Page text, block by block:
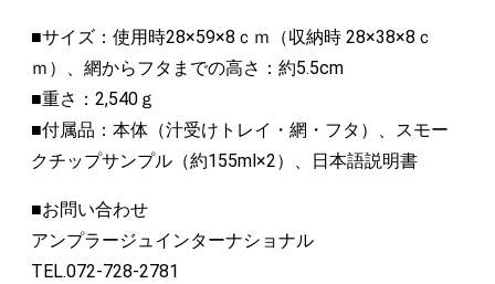
■サイズ：使用時28×59×8ｃｍ（収納時 28×38×8ｃ
ｍ）、網からフタまでの高さ：約5.5cm
■重さ：2,540ｇ
■付属品：本体（汁受けトレイ・網・フタ）、スモー
クチップサンプル（約155ml×2）、日本語説明書
■お問い合わせ
アンプラージュインターナショナル
TEL.072-728-2781